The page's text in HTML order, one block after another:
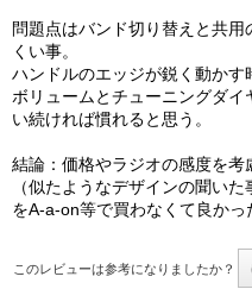
問題点はバンド切り替えと共
くい事。
ハンドルのエッジが鋭く動かす
ボリュームとチューニングダ
い続ければ慣れると思う。
結論：価格やラジオの感度を考
（似たようなデザインの聞い
をA-a-on等で買わなくて良かっ
このレビューは参考になりましたか？